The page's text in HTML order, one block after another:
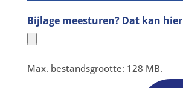
Bijlage meesturen? Dat kan hier
Max. bestandsgrootte: 128 MB.